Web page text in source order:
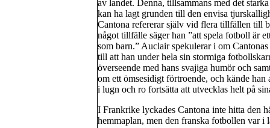
av landet. Denna, tillsammans med det
kan ha lagt grunden till den envisa
Cantona refererar själv vid flera tillfällen till
något tillfälle säger han ”att spela fotboll är
som barn.” Auclair spekulerar i om
till att han under hela sin stormiga
överseende med hans svajiga humör och
om ett ömsesidigt förtroende, och kände
i lugn och ro fortsätta att utvecklas helt på
I Frankrike lyckades Cantona inte hitta den
hemmaplan, men den franska fotbollen var